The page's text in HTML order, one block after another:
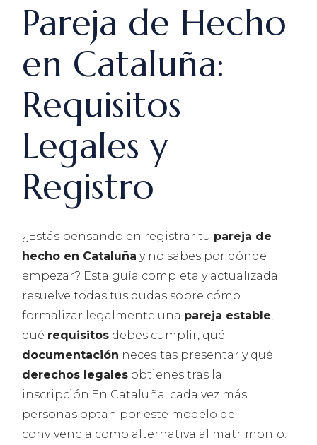
Pareja de Hecho
en Cataluña:
Requisitos
Legales y
Registro
¿Estás pensando en registrar tu pareja de
hecho en Cataluña y no sabes por dónde
empezar? Esta guía completa y actualizada
resuelve todas tus dudas sobre cómo
formalizar legalmente una pareja estable,
qué requisitos debes cumplir, qué
documentación necesitas presentar y qué
derechos legales obtienes tras la
inscripción.En Cataluña, cada vez más
personas optan por este modelo de
convivencia como alternativa al matrimonio.